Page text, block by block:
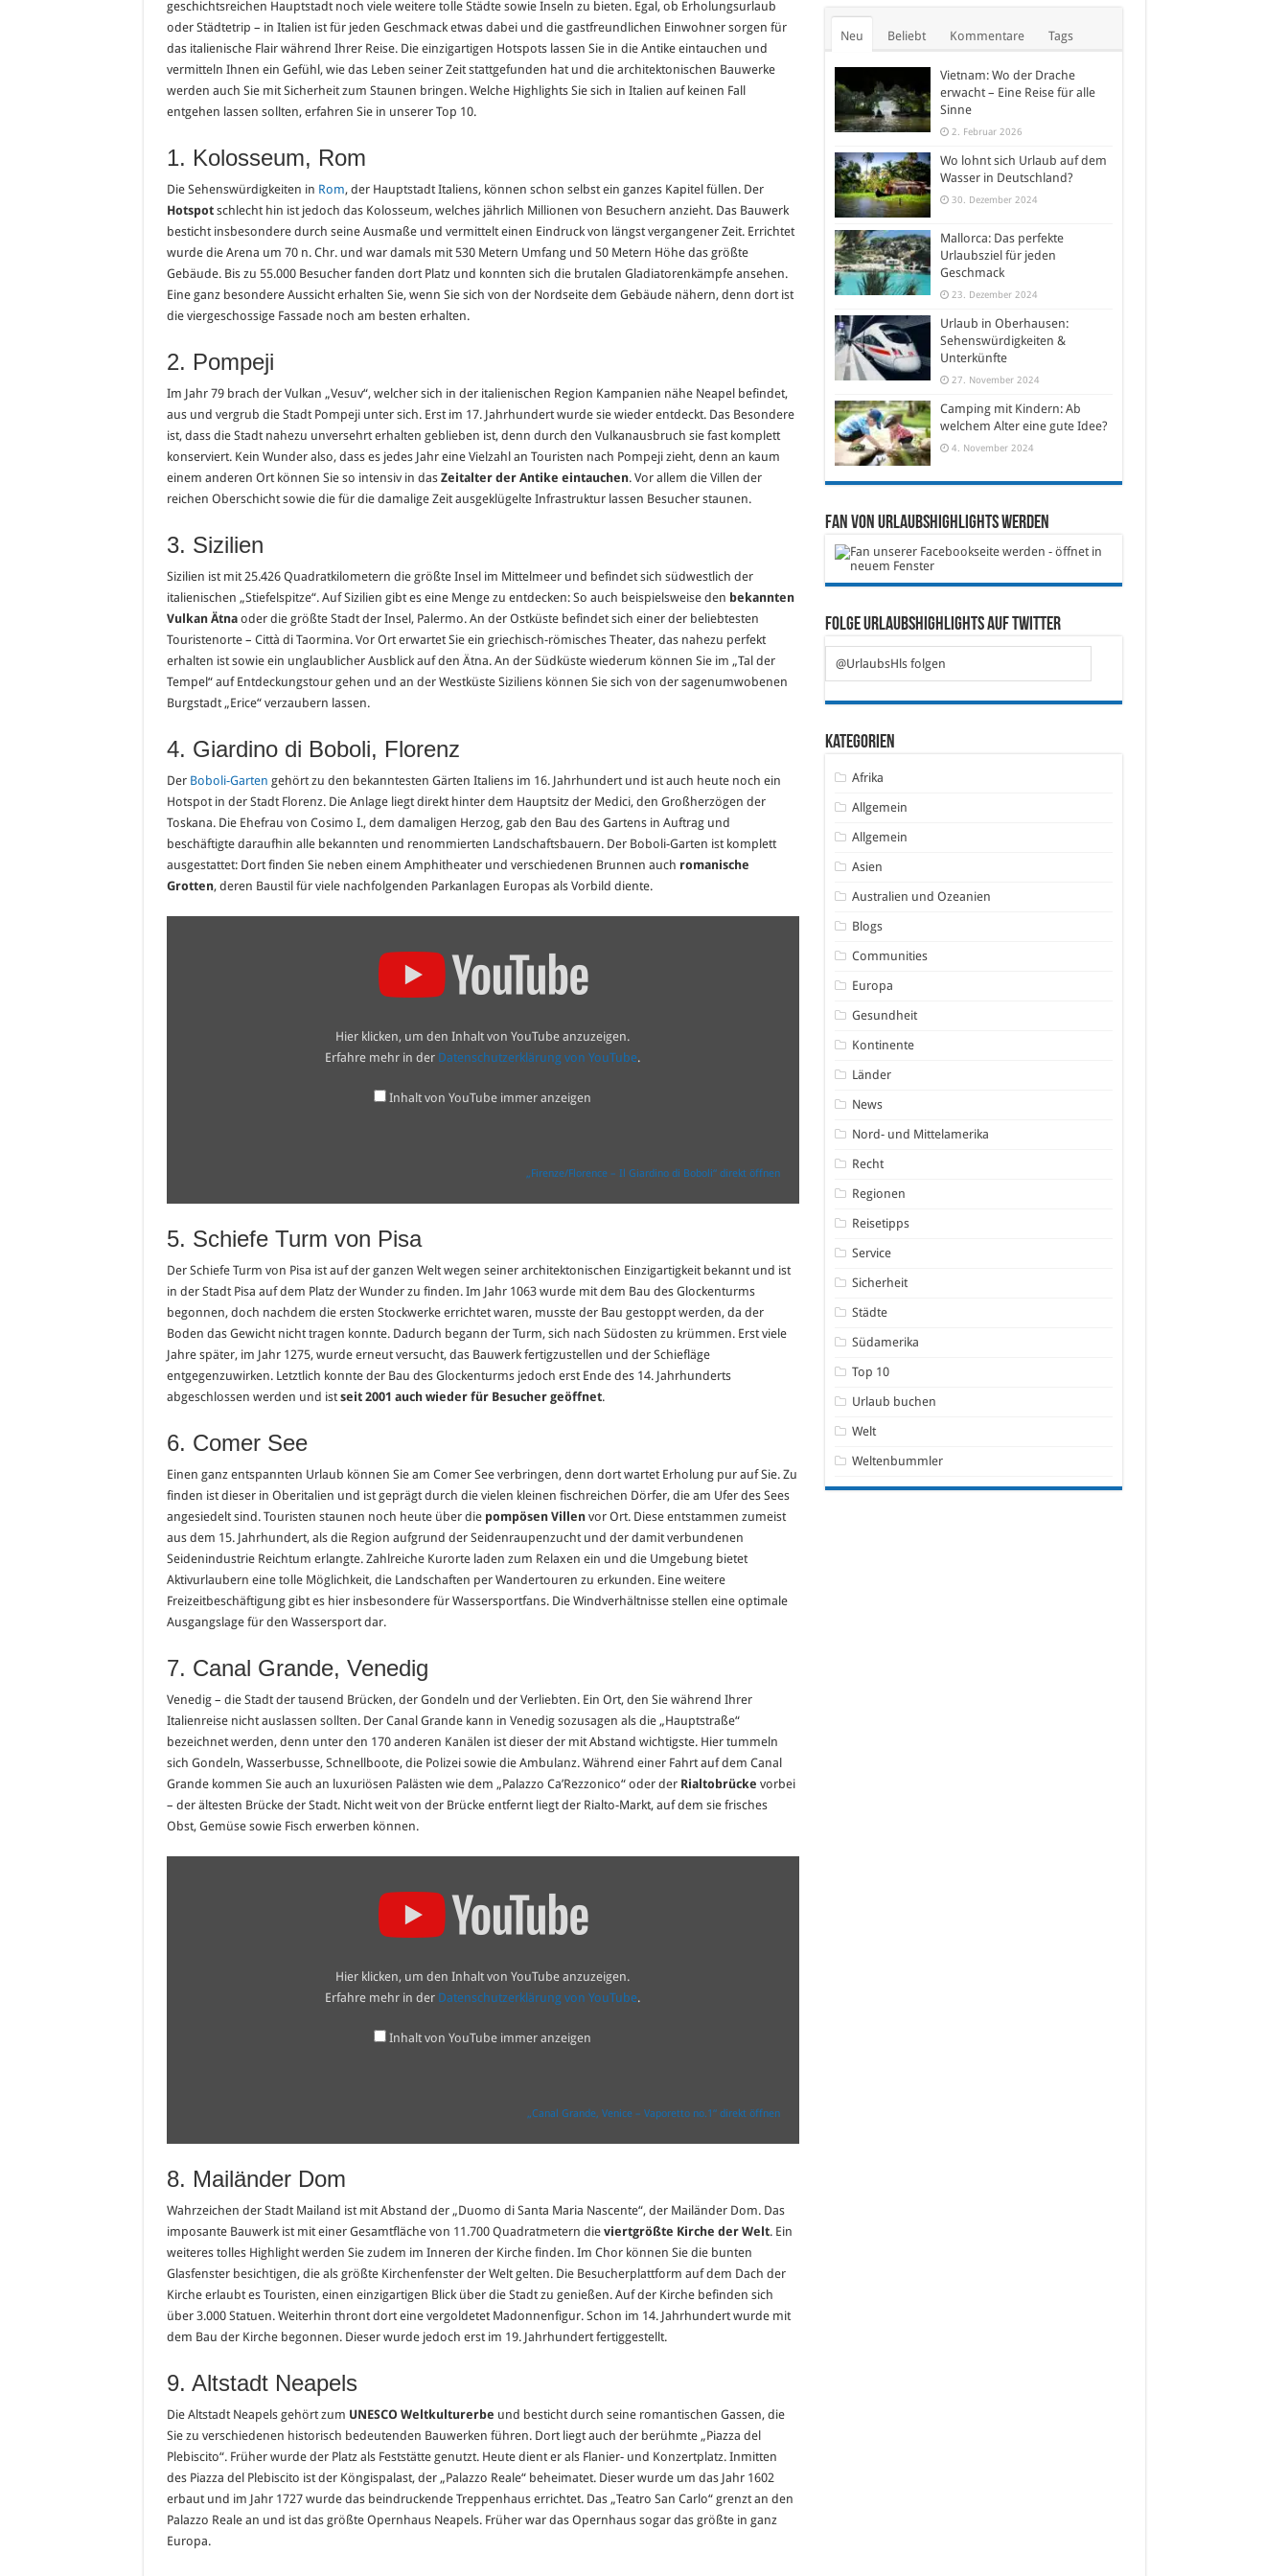
geschichtsreichen Hauptstadt noch viele weitere tolle Städte sowie Inseln zu bieten. Egal, ob Erholungsurlaub
oder Städtetrip – in Italien ist für jeden Geschmack etwas dabei und die gastfreundlichen Einwohner sorgen für
das italienische Flair während Ihrer Reise. Die einzigartigen Hotspots lassen Sie in die Antike eintauchen und
vermitteln Ihnen ein Gefühl, wie das Leben seiner Zeit stattgefunden hat und die architektonischen Bauwerke
werden auch Sie mit Sicherheit zum Staunen bringen. Welche Highlights Sie sich in Italien auf keinen Fall
entgehen lassen sollten, erfahren Sie in unserer Top 10.
1. Kolosseum, Rom
Die Sehenswürdigkeiten in Rom, der Hauptstadt Italiens, können schon selbst ein ganzes Kapitel füllen. Der
Hotspotschlecht hin ist jedoch das Kolosseum, welches jährlich Millionen von Besuchern anzieht. Das Bauwerk
besticht insbesondere durch seine Ausmaße und vermittelt einen Eindruck von längst vergangener Zeit. Errichtet
wurde die Arena um 70 n. Chr. und war damals mit 530 Metern Umfang und 50 Metern Höhe das größte
Gebäude. Bis zu 55.000 Besucher fanden dort Platz und konnten sich die brutalen Gladiatorenkämpfe ansehen.
Eine ganz besondere Aussicht erhalten Sie, wenn Sie sich von der Nordseite dem Gebäude nähern, denn dort ist
die viergeschossige Fassade noch am besten erhalten.
2. Pompeji
Im Jahr 79 brach der Vulkan „Vesuv“, welcher sich in der italienischen Region Kampanien nähe Neapel befindet,
aus und vergrub die Stadt Pompeji unter sich. Erst im 17. Jahrhundert wurde sie wieder entdeckt. Das Besondere
ist, dass die Stadt nahezu unversehrt erhalten geblieben ist, denn durch den Vulkanausbruch sie fast komplett
konserviert. Kein Wunder also, dass es jedes Jahr eine Vielzahl an Touristen nach Pompeji zieht, denn an kaum
einem anderen Ort können Sie so intensiv in das Zeitalter der Antike eintauchen. Vor allem die Villen der
reichen Oberschicht sowie die für die damalige Zeit ausgeklügelte Infrastruktur lassen Besucher staunen.
3. Sizilien
Sizilien ist mit 25.426 Quadratkilometern die größte Insel im Mittelmeer und befindet sich südwestlich der
italienischen „Stiefelspitze“. Auf Sizilien gibt es eine Menge zu entdecken: So auch beispielsweise den bekannten
Vulkan Ätnaoder die größte Stadt der Insel, Palermo. An der Ostküste befindet sich einer der beliebtesten
Touristenorte – Città di Taormina. Vor Ort erwartet Sie ein griechisch-römisches Theater, das nahezu perfekt
erhalten ist sowie ein unglaublicher Ausblick auf den Ätna. An der Südküste wiederum können Sie im „Tal der
Tempel“ auf Entdeckungstour gehen und an der Westküste Siziliens können Sie sich von der sagenumwobenen
Burgstadt „Erice“ verzaubern lassen.
4. Giardino di Boboli, Florenz
Der Boboli-Garten gehört zu den bekanntesten Gärten Italiens im 16. Jahrhundert und ist auch heute noch ein
Hotspot in der Stadt Florenz. Die Anlage liegt direkt hinter dem Hauptsitz der Medici, den Großherzögen der
Toskana. Die Ehefrau von Cosimo I., dem damaligen Herzog, gab den Bau des Gartens in Auftrag und
beschäftigte daraufhin alle bekannten und renommierten Landschaftsbauern. Der Boboli-Garten ist komplett
ausgestattet: Dort finden Sie neben einem Amphitheater und verschiedenen Brunnen auch romanische
Grotten, deren Baustil für viele nachfolgenden Parkanlagen Europas als Vorbild diente.
Hier klicken, um den Inhalt von YouTube anzuzeigen.
Erfahre mehr in der Datenschutzerklärung von YouTube.
Inhalt von YouTube immer anzeigen
„Firenze/Florence – Il Giardino di Boboli“ direkt öffnen
5. Schiefe Turm von Pisa
Der Schiefe Turm von Pisa ist auf der ganzen Welt wegen seiner architektonischen Einzigartigkeit bekannt und ist
in der Stadt Pisa auf dem Platz der Wunder zu finden. Im Jahr 1063 wurde mit dem Bau des Glockenturms
begonnen, doch nachdem die ersten Stockwerke errichtet waren, musste der Bau gestoppt werden, da der
Boden das Gewicht nicht tragen konnte. Dadurch begann der Turm, sich nach Südosten zu krümmen. Erst viele
Jahre später, im Jahr 1275, wurde erneut versucht, das Bauwerk fertigzustellen und der Schiefläge
entgegenzuwirken. Letztlich konnte der Bau des Glockenturms jedoch erst Ende des 14. Jahrhunderts
abgeschlossen werden und ist seit 2001 auch wieder für Besucher geöffnet.
6. Comer See
Einen ganz entspannten Urlaub können Sie am Comer See verbringen, denn dort wartet Erholung pur auf Sie. Zu
finden ist dieser in Oberitalien und ist geprägt durch die vielen kleinen fischreichen Dörfer, die am Ufer des Sees
angesiedelt sind. Touristen staunen noch heute über die pompösen Villenvor Ort. Diese entstammen zumeist
aus dem 15. Jahrhundert, als die Region aufgrund der Seidenraupenzucht und der damit verbundenen
Seidenindustrie Reichtum erlangte. Zahlreiche Kurorte laden zum Relaxen ein und die Umgebung bietet
Aktivurlaubern eine tolle Möglichkeit, die Landschaften per Wandertouren zu erkunden. Eine weitere
Freizeitbeschäftigung gibt es hier insbesondere für Wassersportfans. Die Windverhältnisse stellen eine optimale
Ausgangslage für den Wassersport dar.
7. Canal Grande, Venedig
Venedig – die Stadt der tausend Brücken, der Gondeln und der Verliebten. Ein Ort, den Sie während Ihrer
Italienreise nicht auslassen sollten. Der Canal Grande kann in Venedig sozusagen als die „Hauptstraße“
bezeichnet werden, denn unter den 170 anderen Kanälen ist dieser der mit Abstand wichtigste. Hier tummeln
sich Gondeln, Wasserbusse, Schnellboote, die Polizei sowie die Ambulanz. Während einer Fahrt auf dem Canal
Grande kommen Sie auch an luxuriösen Palästen wie dem „Palazzo Ca’Rezzonico“ oder der Rialtobrücke vorbei
– der ältesten Brücke der Stadt. Nicht weit von der Brücke entfernt liegt der Rialto-Markt, auf dem sie frisches
Obst, Gemüse sowie Fisch erwerben können.
Hier klicken, um den Inhalt von YouTube anzuzeigen.
Erfahre mehr in der Datenschutzerklärung von YouTube.
Inhalt von YouTube immer anzeigen
„Canal Grande, Venice – Vaporetto no.1“ direkt öffnen
8. Mailänder Dom
Wahrzeichen der Stadt Mailand ist mit Abstand der „Duomo di Santa Maria Nascente“, der Mailänder Dom. Das
imposante Bauwerk ist mit einer Gesamtfläche von 11.700 Quadratmetern die viertgrößte Kirche der Welt. Ein
weiteres tolles Highlight werden Sie zudem im Inneren der Kirche finden. Im Chor können Sie die bunten
Glasfenster besichtigen, die als größte Kirchenfenster der Welt gelten. Die Besucherplattform auf dem Dach der
Kirche erlaubt es Touristen, einen einzigartigen Blick über die Stadt zu genießen. Auf der Kirche befinden sich
über 3.000 Statuen. Weiterhin thront dort eine vergoldetet Madonnenfigur. Schon im 14. Jahrhundert wurde mit
dem Bau der Kirche begonnen. Dieser wurde jedoch erst im 19. Jahrhundert fertiggestellt.
9. Altstadt Neapels
Die Altstadt Neapels gehört zum UNESCO Weltkulturerbe und besticht durch seine romantischen Gassen, die
Sie zu verschiedenen historisch bedeutenden Bauwerken führen. Dort liegt auch der berühmte „Piazza del
Plebiscito“. Früher wurde der Platz als Feststätte genutzt. Heute dient er als Flanier- und Konzertplatz. Inmitten
des Piazza del Plebiscito ist der Köngispalast, der „Palazzo Reale“ beheimatet. Dieser wurde um das Jahr 1602
erbaut und im Jahr 1727 wurde das beindruckende Treppenhaus errichtet. Das „Teatro San Carlo“ grenzt an den
Palazzo Reale an und ist das größte Opernhaus Neapels. Früher war das Opernhaus sogar das größte in ganz
Europa.
Neu Beliebt Kommentare Tags
Vietnam: Wo der Drache
erwacht – Eine Reise für alle
Sinne
2. Februar 2026
Wo lohnt sich Urlaub auf dem
Wasser in Deutschland?
30. Dezember 2024
Mallorca: Das perfekte
Urlaubsziel für jeden
Geschmack
23. Dezember 2024
Urlaub in Oberhausen:
Sehenswürdigkeiten &
Unterkünfte
27. November 2024
Camping mit Kindern: Ab
welchem Alter eine gute Idee?
4. November 2024
Fan von Urlaubshighlights werden
Folge Urlaubshighlights auf Twitter
@UrlaubsHls folgen
Kategorien
Afrika
Allgemein
Allgemein
Asien
Australien und Ozeanien
Blogs
Communities
Europa
Gesundheit
Kontinente
Länder
News
Nord- und Mittelamerika
Recht
Regionen
Reisetipps
Service
Sicherheit
Städte
Südamerika
Top 10
Urlaub buchen
Welt
Weltenbummler